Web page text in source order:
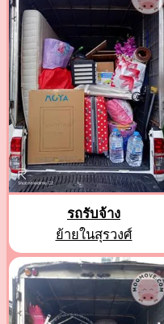
รถรับจ้าง
ย้ายในสุรวงศ์